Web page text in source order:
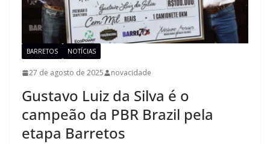
BARRETOS NOTÍCIAS
27 de agosto de 2025 novacidade
Gustavo Luiz da Silva é o
campeão da PBR Brazil pela
etapa Barretos